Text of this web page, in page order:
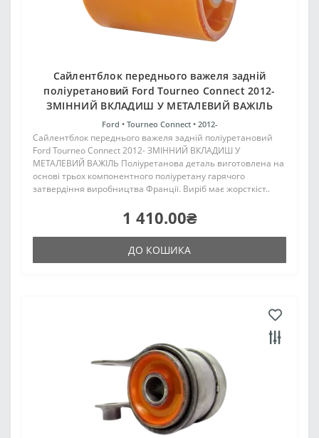
Сайлентблок переднього важеля задній
поліуретановий Ford Tourneo Connect 2012-
ЗМІННИЙ ВКЛАДИШ У МЕТАЛЕВИЙ ВАЖІЛЬ
Ford • Tourneo Connect • 2012-
Сайлентблок переднього важеля задній поліуретановий
Ford Tourneo Connect 2012- ЗМІННИЙ ВКЛАДИШ У
МЕТАЛЕВИЙ ВАЖІЛЬ Поліуретанова деталь виготовлена на
основі трьох компонентного поліуретану гарячого
затвердіння виробництва Франції. Виріб має жорсткіст..
1 410.00₴
ДО КОШИКА